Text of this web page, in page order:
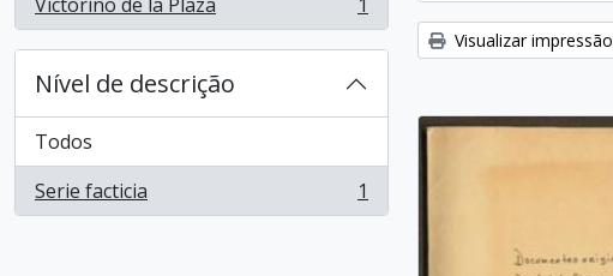
, 1 resultados
Nível de descrição
Todos
Serie facticia
, 1 resultados 1
Visualizar impressão